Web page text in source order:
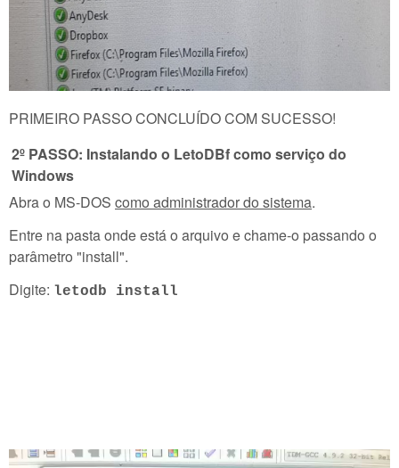
PRIMEIRO PASSO CONCLUÍDO COM SUCESSO!
2º PASSO: Instalando o LetoDBf como serviço do
Windows
Abra o MS-DOS como administrador do sistema.
Entre na pasta onde está o arquivo e chame-o passando o
parâmetro "install".
Digite: letodb install